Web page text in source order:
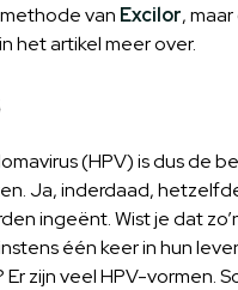
van Excilor,
het artikel meer over.
(HPV) is dus de
Ja, inderdaad,
ingeënt. Wist je dat
één keer in hun
zijn veel HPV-vormen.